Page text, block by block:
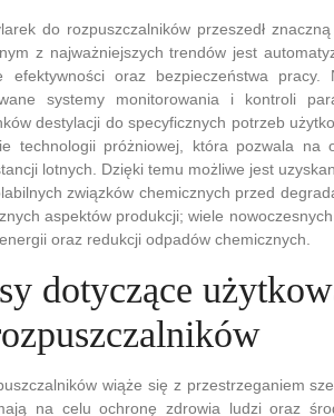
do rozpuszczalników przeszedł
z najważniejszych trendów jest
oraz bezpieczeństwa pracy.
systemy monitorowania i kontroli
destylacji do specyficznych potrzeb
technologii próżniowej, która pozwala na
lotnych. Dzięki temu możliwe jest
związków chemicznych przed
aspektów produkcji; wiele
oraz redukcji odpadów chemicznych.
dotyczące
wiąże się z przestrzeganiem
na celu ochronę zdrowia ludzi oraz